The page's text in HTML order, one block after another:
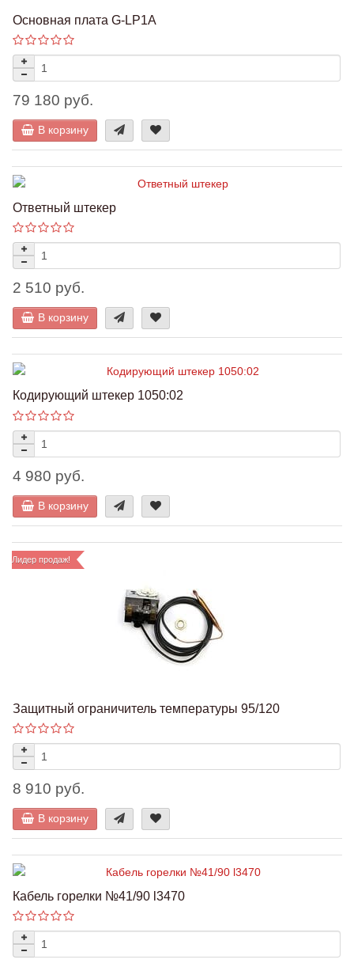
Основная плата G-LP1A
79 180 руб.
В корзину
Ответный штекер
2 510 руб.
В корзину
Кодирующий штекер 1050:02
4 980 руб.
В корзину
Лидер продаж!
Защитный ограничитель температуры 95/120
8 910 руб.
В корзину
Кабель горелки №41/90 l3470